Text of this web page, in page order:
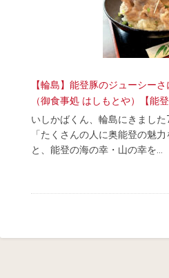
【輪島】能登豚のジューシー
（御食事処 はしもとや）【能登
いしかばくん、輪島にきました
「たくさんの人に奥能登の魅
と、能登の海の幸・山の幸を…